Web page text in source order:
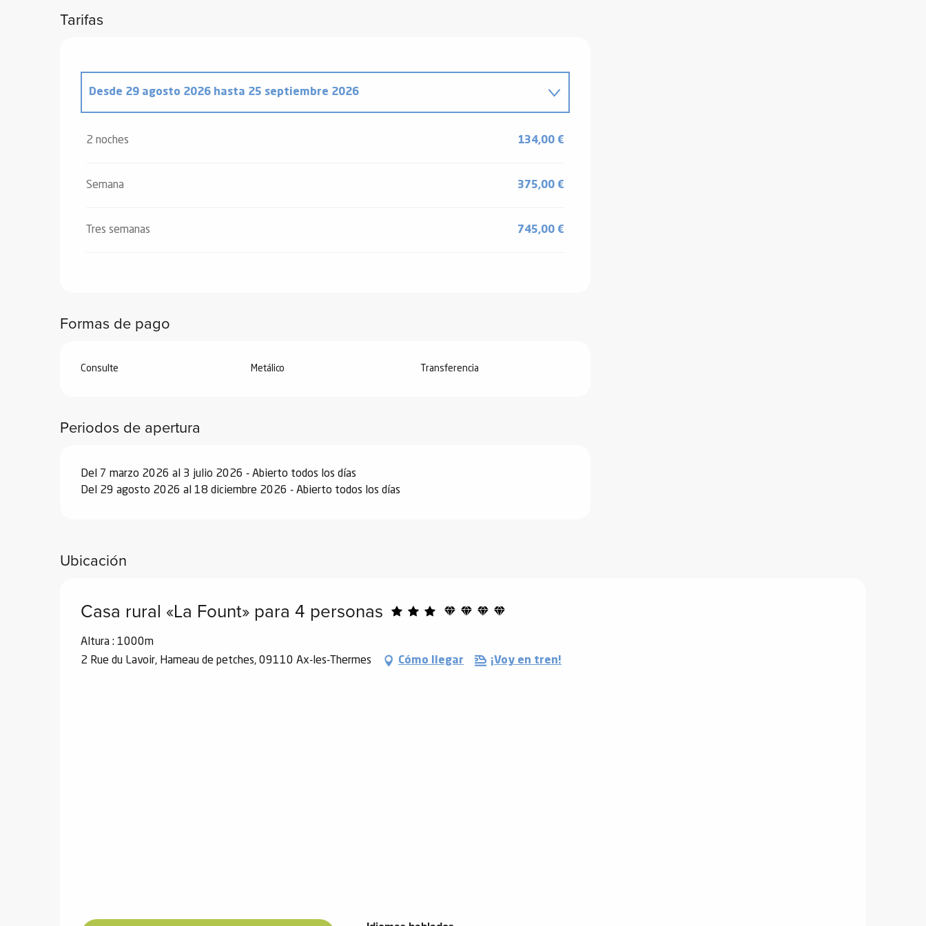
Tarifas
Desde
Desde 29 agosto 2026 hasta 25 septiembre 2026
2 noches 134,00 €
Semana 375,00 €
Tres semanas 745,00 €
Formas de pago
Consulte Metálico Transferencia
Periodos de apertura
Del 7 marzo 2026 al 3 julio 2026 - Abierto todos los días
Del 29 agosto 2026 al 18 diciembre 2026 - Abierto todos los días
Ubicación
Casa rural «La Fount» para 4 personas
Altura : 1000m
2 Rue du Lavoir, Hameau de petches, 09110 Ax-les-Thermes
Cómo llegar ¡Voy en tren!